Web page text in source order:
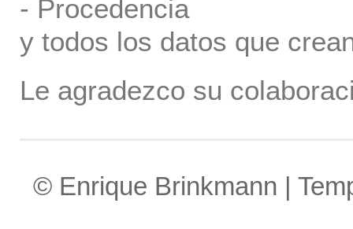
- Procedencia
y todos los datos que
Le agradezco su
© Enrique Brinkmann |